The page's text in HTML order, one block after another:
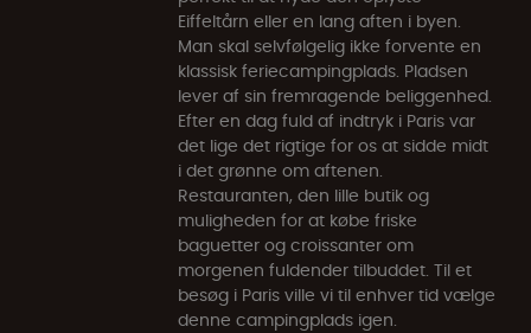
Eiffeltårn eller en lang aften i byen.
Man skal selvfølgelig ikke forvente en
klassisk feriecampingplads. Pladsen
lever af sin fremragende beliggenhed.
Efter en dag fuld af indtryk i Paris var
det lige det rigtige for os at sidde midt
i det grønne om aftenen.
Restauranten, den lille butik og
muligheden for at købe friske
baguetter og croissanter om
morgenen fuldender tilbuddet. Til et
besøg i Paris ville vi til enhver tid vælge
denne campingplads igen.